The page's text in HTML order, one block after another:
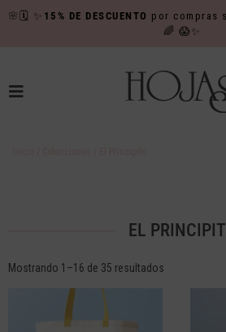
🌸 🗓️ ✨ 15% DE DESCUENTO por compras
🌈 😱✨
EL
Mostrando 1–16 de 35 resultados